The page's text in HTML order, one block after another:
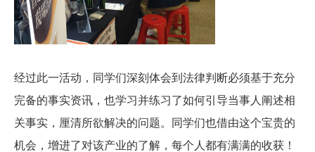
经过此一活动，同学们深刻体会到法律判断必须基于充分
完备的事实资讯，也学习并练习了如何引导当事人阐述相
关事实，厘清所欲解决的问题。同学们也借由这个宝贵的
机会，增进了对该产业的了解，每个人都有满满的收获！